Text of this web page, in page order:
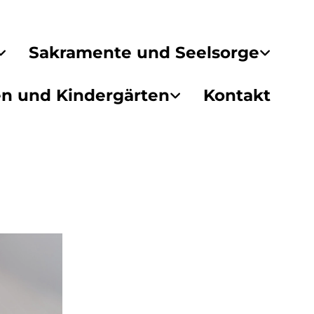
Sakramente und Seelsorge
und Kindergärten Kontakt